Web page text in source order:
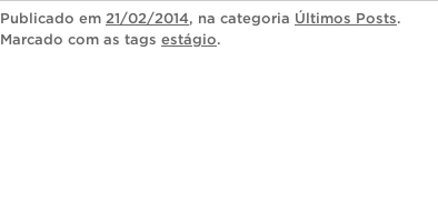
Publicado em 21/02/2014, na categoria Últimos Posts.
Marcado com as tags estágio.